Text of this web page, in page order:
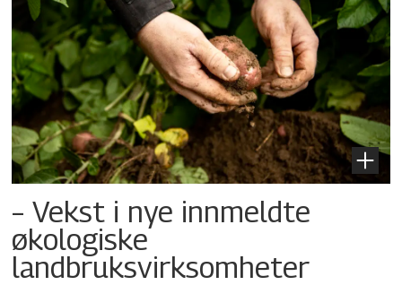
– Vekst i nye innmeldte
økologiske
landbruksvirksomheter